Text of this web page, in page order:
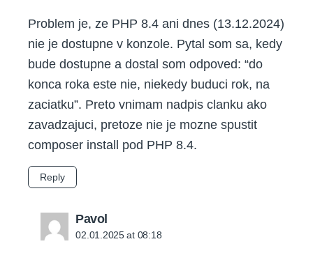
Problem je, ze PHP 8.4 ani dnes (13.12.2024)
nie je dostupne v konzole. Pytal som sa, kedy
bude dostupne a dostal som odpoved: “do
konca roka este nie, niekedy buduci rok, na
zaciatku”. Preto vnimam nadpis clanku ako
zavadzajuci, pretoze nie je mozne spustit
composer install pod PHP 8.4.
Reply
Pavolsays:
02.01.2025 at 08:18